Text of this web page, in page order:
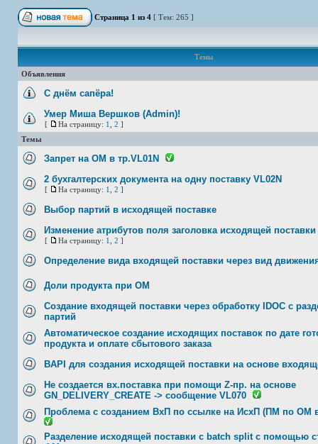
Страница 1 из 4 [ Тем: 265 ]
Темы
Объявления
С днём сапёра!
Умер Миша Вершков (Admin)!
[ На страницу: 1 2 ]
Темы
Запрет на ОМ в тр.VL01N
2 бухгалтерских документа на одну поставку VL02N
[ На страницу: 1 2 ]
Выбор партий в исходящей поставке
Изменение атрибутов поля заголовка исходящей поставки
[ На страницу: 1 2 ]
Определение вида входящей поставки через вид
Доли продукта при ОМ
Создание входящей поставки через обработку IDOC с
партий
Автоматическое создание исходящих поставок по дате
продукта и оплате сбытового заказа
BAPI для создания исходящей поставки на основе
Не создается вх.поставка при помощи Z-пр. на основе
GN_DELIVERY_CREATE -> сообщение VL070
Проблема с созданием ВхП по ссылке на ИсхП (ПМ по ОМ
Разделение исходящей поставки c batch split с помощью